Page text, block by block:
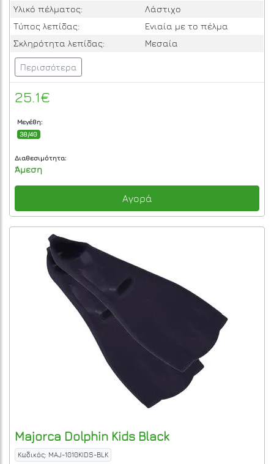
Υλικό πέλματος:
Λάστιχο
Τύπος λεπίδας:
Ενιαία με το πέλμα
Σκληρότητα λεπίδας:
Μεσαία
Περισσότερα
25.1€
Μεγέθη:
38/40
Διαθεσιμότητα:
Άμεση
Αγορά
Majorca Dolphin Kids Black
Κωδικός: MAJ-1010KIDS-BLK